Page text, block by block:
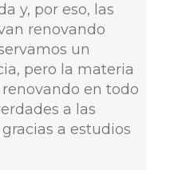
y, por eso, las
renovando
un
pero la materia
en todo
a las
a estudios